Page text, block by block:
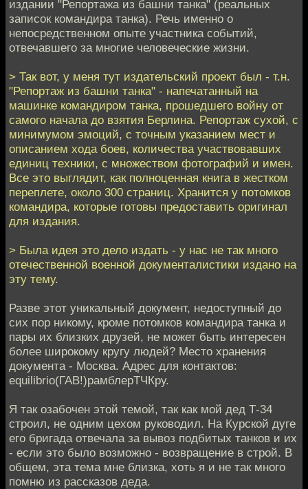
издании "Репортажа из башни танка" (реальных
записок командира танка). Речь именно о
непосредственном опыте участника событий,
отвечавшего за многие человеческие жизни.
> Так вот, у меня тут издательский проект был - т.н.
"Репортаж из башни танка" - напечатанный на
машинке командиром танка, прошедшего войну от
самого начала до взятия Берлина. Репортаж сухой, с
минимумом эмоций, с точным указанием мест и
описанием хода боев, количества участвовавших
единиц техники, с множеством фотографий и имен.
Все это выглядит, как полноценная книга в жестком
переплете, около 300 страниц. Хранится у потомков
командира, которые готовы предоставить оригинал
для издания.
> Была идея это дело издать - у нас не так много
отечественной военной документалистики издано на
эту тему.
Разве этот уникальный документ, недоступный до
сих пор никому, кроме потомков командира танка и
пары их близких друзей, не может быть интересен
более широкому кругу людей? Место хранения
документа - Москва. Адрес для контактов:
equilibrio(ГАВ!)рамблерТЧКру.
Я так озабочен этой темой, так как мой дед Т-34
строил, не одним цехом руководил. На Курской дуге
его бригада отвечала за вывоз подбитых танков и их
- если это было возможно - возвращение в строй. В
общем, эта тема мне близка, хоть я и не так много
помню из рассказов деда.